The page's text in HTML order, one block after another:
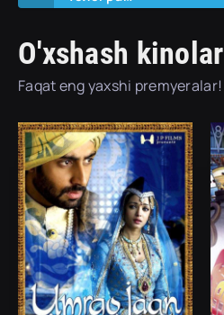
O'xshash kinolar
Faqat eng yaxshi premyeralar!